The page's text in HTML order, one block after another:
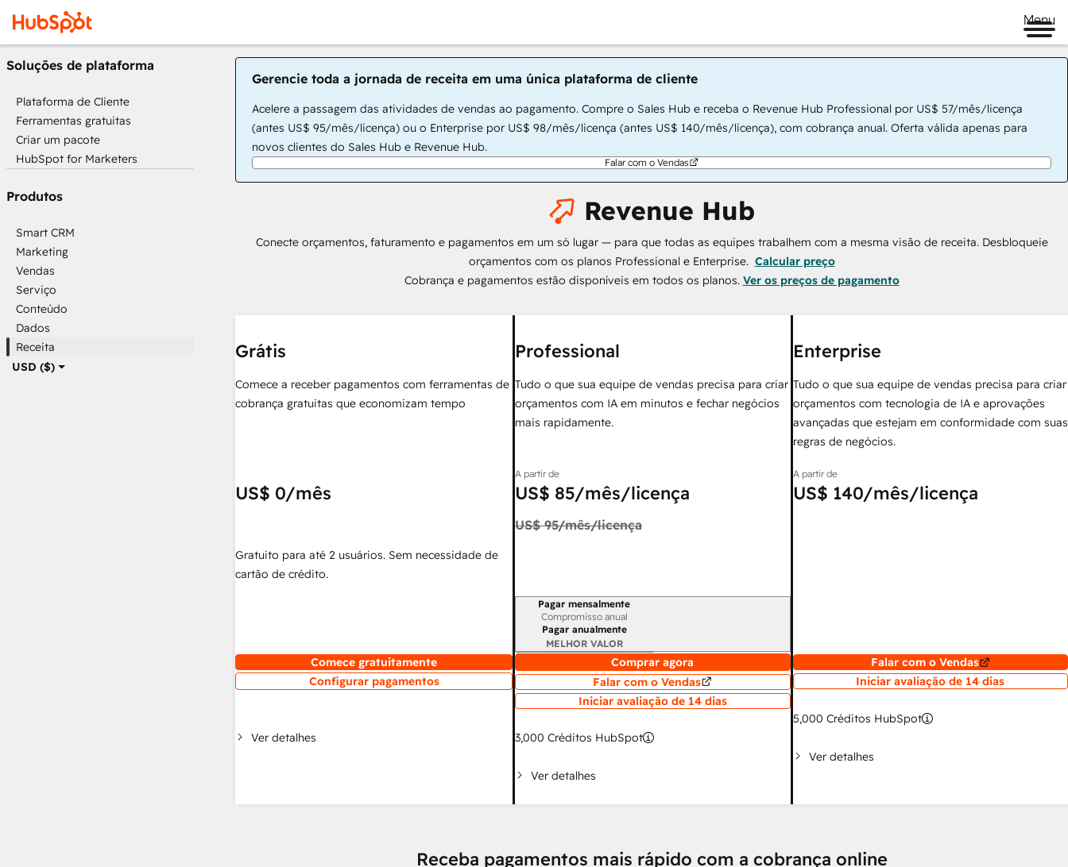
Menu
USD ($)
Soluções de plataforma
Plataforma de Cliente
Ferramentas gratuitas
Criar um pacote
HubSpot for Marketers
Produtos
Smart CRM
Marketing
Vendas
Serviço
Conteúdo
Dados
Receita
Gerencie toda a jornada de receita em uma única plataforma de cliente
Acelere a passagem das atividades de vendas ao pagamento. Compre o Sales Hub e receba o Revenue Hub Professional por US$ 57/mês/licença
(antes US$ 95/mês/licença) ou o Enterprise por US$ 98/mês/licença (antes US$ 140/mês/licença), com cobrança anual. Oferta válida apenas para
novos clientes do Sales Hub e Revenue Hub.
Falar com o Vendas
Revenue Hub
Conecte orçamentos, faturamento e pagamentos em um só lugar — para que todas as equipes trabalhem com a mesma visão de receita. Desbloqueie
orçamentos com os planos Professional e Enterprise. Calcular preço
Cobrança e pagamentos estão disponíveis em todos os planos. Ver os preços de pagamento
Grátis
Comece a receber pagamentos com ferramentas de
cobrança gratuitas que economizam tempo
US$ 0/mês
Gratuito para até 2 usuários. Sem necessidade de
cartão de crédito.
Comece gratuitamente
Configurar pagamentos
Ver detalhes
Professional
Tudo o que sua equipe de vendas precisa para criar
orçamentos com IA em minutos e fechar negócios
mais rapidamente.
A partir de
US$ 85/mês/licença
US$ 95/mês/licença
Período de cobrança
Pagar mensalmente
Compromisso anual
Pagar anualmente
MELHOR VALOR
Comprar agora
Falar com o Vendas
Iniciar avaliação de 14 dias
3,000 Créditos HubSpot
Ver detalhes
Enterprise
Tudo o que sua equipe de vendas precisa para criar
orçamentos com tecnologia de IA e aprovações
avançadas que estejam em conformidade com suas
regras de negócios.
A partir de
US$ 140/mês/licença
Falar com o Vendas
Iniciar avaliação de 14 dias
5,000 Créditos HubSpot
Ver detalhes
Receba pagamentos mais rápido com a cobrança online